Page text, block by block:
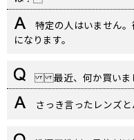
特定の人はいません
になります。
最近、何か買い
さっき言ったレンズと